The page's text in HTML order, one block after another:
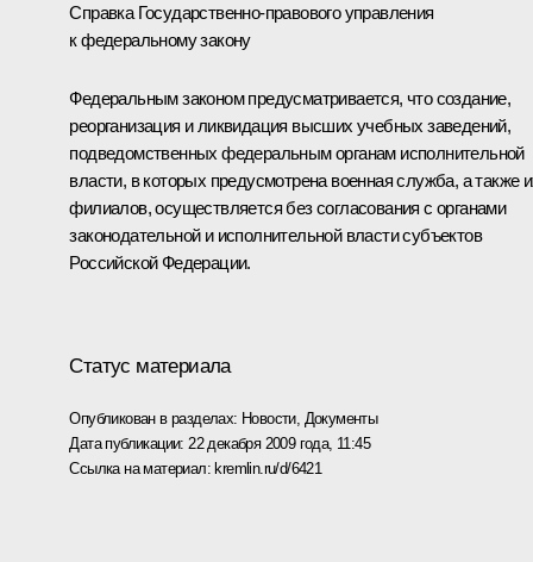
Справка Государственно-правового управления
к федеральному закону
Федеральным законом предусматривается, что создание,
реорганизация и ликвидация высших учебных заведений,
подведомственных федеральным органам исполнительной
власти, в которых предусмотрена военная служба, а также
филиалов, осуществляется без согласования с органами
законодательной и исполнительной власти субъектов
Российской Федерации.
Статус материала
Опубликован в разделах: Новости, Документы
Дата публикации: 22 декабря 2009 года, 11:45
Ссылка на материал: kremlin.ru/d/6421